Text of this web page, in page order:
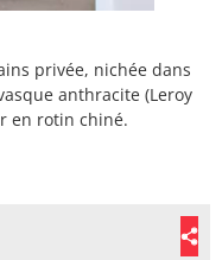
privée, nichée dans
anthracite (Leroy
en rotin chiné.